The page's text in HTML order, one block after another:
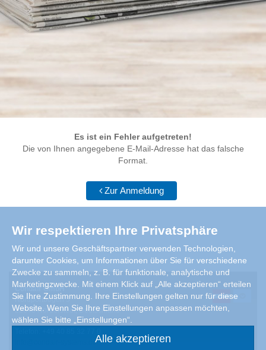
Es ist ein Fehler aufgetreten!
Die von Ihnen angegebene E-Mail-Adresse hat das falsche
Format.
Zur Anmeldung
Condair GmbH
Nordportbogen 5
22848 Norderstedt, Deutschland
info@condair-systems.de
Wir respektieren Ihre Privatsphäre
Wir und unsere Geschäftspartner verwenden Technologien,
darunter Cookies, um Informationen über Sie für verschiedene
Zwecke zu sammeln, z. B. für funktionale, analytische und
Marketingzwecke. Mit einem Klick auf „Alle akzeptieren“ erteilen
Sie Ihre Zustimmung. Ihre Einstellungen gelten nur für diese
Website. Wenn Sie Ihre Einstellungen anpassen möchten,
wählen Sie bitte „Einstellungen“.
Alle akzeptieren